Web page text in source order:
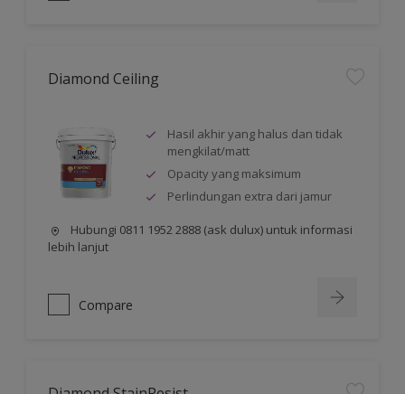
Diamond Ceiling
Hasil akhir yang halus dan tidak
mengkilat/matt
Opacity yang maksimum
Perlindungan extra dari jamur
Hubungi 0811 1952 2888 (ask dulux) untuk informasi
lebih lanjut
Compare